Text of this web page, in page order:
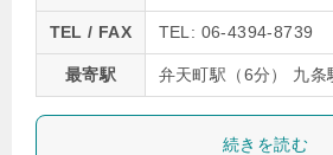
TEL / FAX TEL: 06-4394-8739
最寄駅 弁天町駅（6分） 九条
続きを読む